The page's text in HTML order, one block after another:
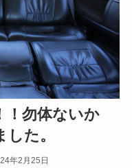
！勿体ないか
た。
年2月25日